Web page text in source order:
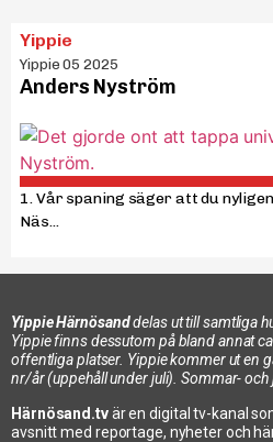
Yippie
Yippie 05 2025
Anders Nyström
1. Vår spaning säger att du
Näs...
Yippie Härnösanddelas ut till samtliga
Yippie finns dessutom på bland annat
offentliga platser. Yippie kommer ut en
nr/år (uppehåll under juli). Sommar- och
Härnösand.tvär en digital tv-kanal
avsnitt med reportage, nyheter och